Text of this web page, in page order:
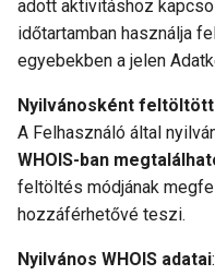
adott aktivitáshoz
időtartamban használja
egyebekben a jelen
Nyilvánosként
A Felhasználó által
WHOIS-ban
feltöltés módjának
hozzáférhetővé teszi.
Nyilvános WHOIS adatai: